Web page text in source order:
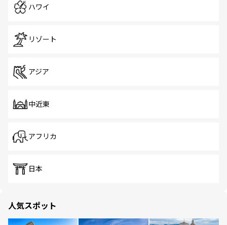
ハワイ
リゾート
アジア
中近東
アフリカ
日本
人気スポット